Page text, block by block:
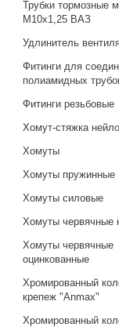
Трубки тормозные
М10х1,25 ВАЗ
Удлинитель
Фитинги для
полиамидных
Фитинги резьбовые
Хомут-стяжка
Хомуты
Хомуты пружинные
Хомуты силовые
Хомуты червячные
Хомуты червячные
оцинкованные
Хромированный
крепеж "Anmax"
Хромированный